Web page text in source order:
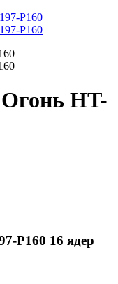
HT-
P160 16 ядер